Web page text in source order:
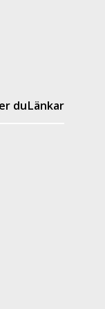
duLänkar